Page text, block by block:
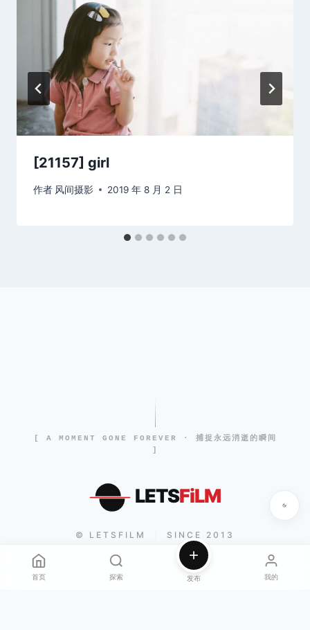
[21157] girl
作者 风间摄影 2019 年 8 月 2 日
[ A MOMENT GONE FOREVER · 捕捉永远消逝的瞬间
]
LETSFiLM
© LETSFILM SINCE 2013
首页 探索 发布 我的